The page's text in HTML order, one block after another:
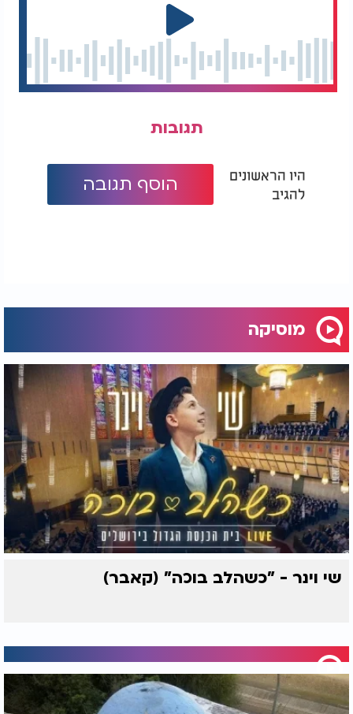
תגובות
היו הראשונים
להגיב
הוסף תגובה
מוסיקה
שי וינר - "כשהלב בוכה" (קאבר)